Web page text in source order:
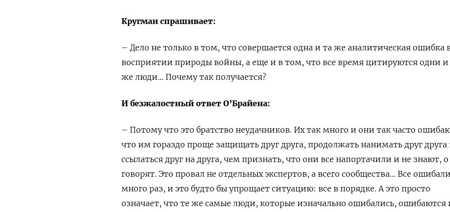
Кругман спрашивает:
– Дело не только в том, что совершается одна и та же аналитическая ошибка
восприятии природы войны, а еще и в том, что все время цитируются одни и
же люди... Почему так получается?
И безжалостный ответ О’Брайена:
– Потому что это братство неудачников. Их так много и они так часто
что им гораздо проще защищать друг друга, продолжать нанимать друг друга
ссылаться друг на друга, чем признать, что они все напортачили и не знают,
говорят. Это провал не отдельных экспертов, а всего сообщества… Все
много раз, и это будто бы упрощает ситуацию: все в порядке. А это просто
означает, что те же самые люди, которые изначально ошибались, ошибаются